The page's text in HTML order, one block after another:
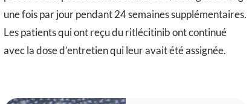
une fois par jour pendant 24 semaines supplémentaires.
Les patients qui ont reçu du ritlécitinib ont continué
avec la dose d’entretien qui leur avait été assignée.